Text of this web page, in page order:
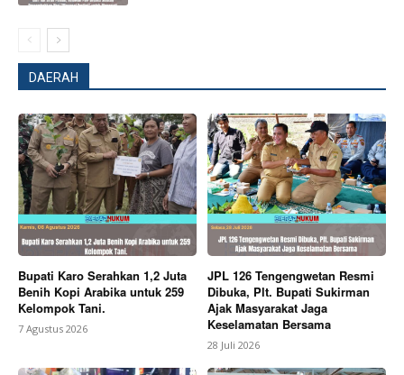
SUBSCRIBE NOW
Company
About
DAERAH
Bupati Karo Serahkan 1,2 Juta
Benih Kopi Arabika untuk 259
Kelompok Tani.
7 Agustus 2026
JPL 126 Tengengwetan Resmi
Dibuka, Plt. Bupati Sukirman
Ajak Masyarakat Jaga
Keselamatan Bersama
28 Juli 2026